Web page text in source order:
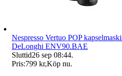
Nespresso Vertuo POP
DeLonghi ENV90.BAE
Sluttid26 sep 08:44.
Pris:799 kr,Köp nu.